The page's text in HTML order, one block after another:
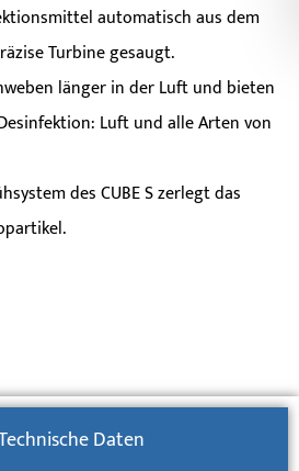
automatisch aus dem
Turbine gesaugt.
länger in der Luft und bieten
Luft und alle Arten von
des CUBE S zerlegt das
Daten